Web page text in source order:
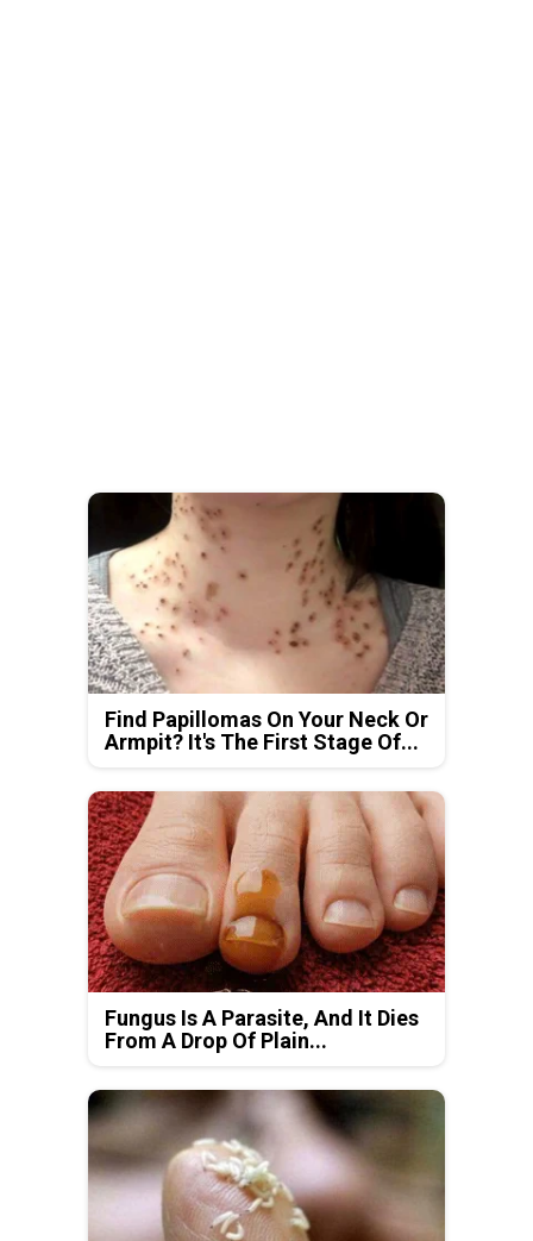
Find Papillomas On Your Neck Or
Armpit? It's The First Stage Of...
Fungus Is A Parasite, And It Dies
From A Drop Of Plain...